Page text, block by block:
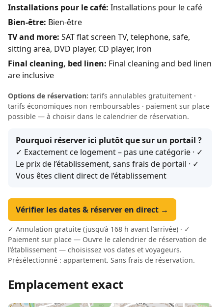
Installations pour le café: Installations pour le café
Bien-être: Bien-être
TV and more: SAT flat screen TV, telephone, safe,
sitting area, DVD player, CD player, iron
Final cleaning, bed linen: Final cleaning and bed linen
are inclusive
Options de réservation: tarifs annulables gratuitement ·
tarifs économiques non remboursables · paiement sur place
possible — à choisir dans le calendrier de réservation.
Pourquoi réserver ici plutôt que sur un portail ?
✓ Exactement ce logement – pas une catégorie · ✓
Le prix de l’établissement, sans frais de portail · ✓
Vous êtes client direct de l’établissement
Vérifier les dates & réserver en direct →
✓ Annulation gratuite (jusqu’à 168 h avant l’arrivée) · ✓
Paiement sur place — Ouvre le calendrier de réservation de
l’établissement — choisissez vos dates et voyageurs.
Présélectionné : appartement. Sans frais de réservation.
Emplacement exact